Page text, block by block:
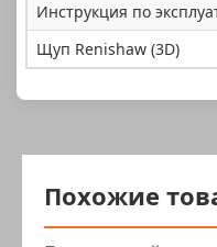
Инструкция по
Щуп Renishaw (3D)
Похожие